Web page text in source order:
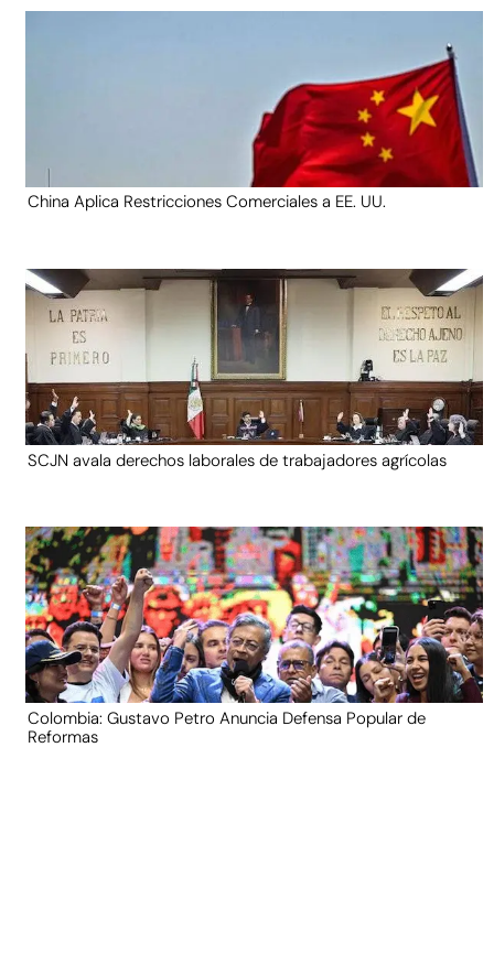
China Aplica Restricciones Comerciales a EE. UU.
SCJN avala derechos laborales de trabajadores agrícolas
Colombia: Gustavo Petro Anuncia Defensa Popular de
Reformas